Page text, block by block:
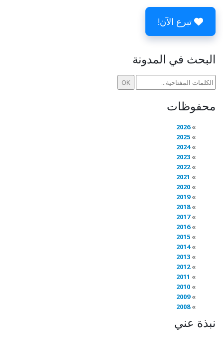
تبرع الآن!
البحث في المدونة
محفوظات
2026
2025
2024
2023
2022
2021
2020
2019
2018
2017
2016
2015
2014
2013
2012
2011
2010
2009
2008
نبذة عني